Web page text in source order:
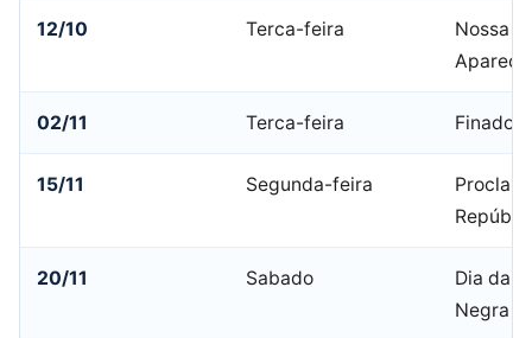
12/10 Terca-feira
Nossa
02/11 Terca-feira Finados
15/11 Segunda-feira
20/11 Sabado
Dia da
Negra